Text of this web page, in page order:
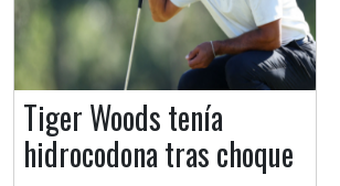
Tiger Woods tenía
hidrocodona tras choque